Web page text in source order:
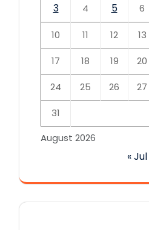
August 2026
3 4 5 6
10 11 12 13
17 18 19 20
24 25 26 27
31
« Jul